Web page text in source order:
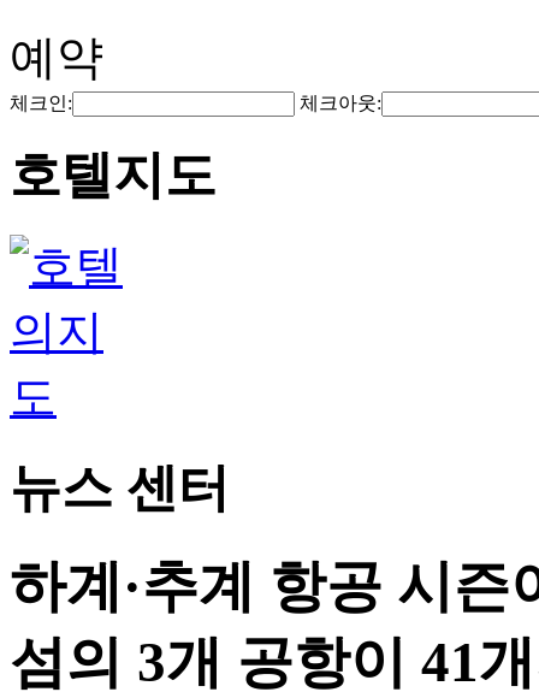
예약
체크인: 체크아웃:
호텔지도
뉴스 센터
하계·추계 항공 시
섬의 3개 공항이 41